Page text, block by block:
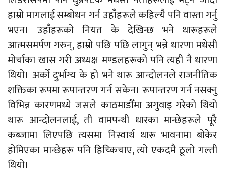
हाम्रो मागलाई सम्बोधन गर्न उहाँहरूले कहिल्यै पनि वास्ता गर्नु
भएन। उहाँहरूको नियत के देखिन्छ भने थारूहरूले
आत्मसमर्पण गरुन्, हाम्रो पछि पछि लागुन् भन्ने धारणा मधेसी
मोर्चाका खास गरी अध्यक्ष मण्डलहरूको पनि त्यही नै धारणा
थियो। अर्को दुर्भाग्य के हो भने थारू आन्दोलनले राजनीतिक
शक्तिका रूपमा रूपान्तरण गर्न सकेन। रूपान्तरण गर्न नसक्नु
विभिन्न कारणमध्ये जसले काठमाडौँमा अगुवाइ गरेको थियो
थारू आन्दोलनलाई, ती वामपन्थी धारका मान्छेहरूले पूरै
कब्जामा लिएपछि त्यसमा निस्वार्थ थारू भावनामा बोकेर
होमिएका मान्छेहरू पनि हिच्किचाए, त्यो एकदमै ठूलो गल्ती
थियो।